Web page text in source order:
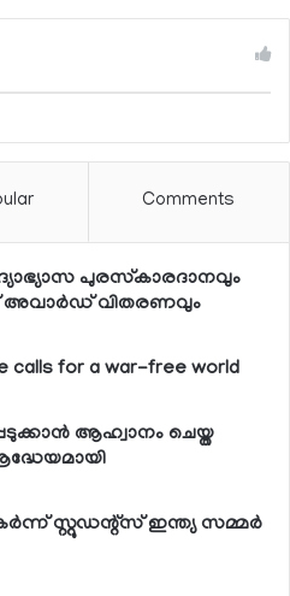
Comments
പുരസ്‌കാരദാനവും
വിതരണവും
calls for a war-free world
ആഹ്വാനം ചെയ്ത
സ്റ്റുഡന്റ്‌സ് ഇന്ത്യ സമ്മര്‍